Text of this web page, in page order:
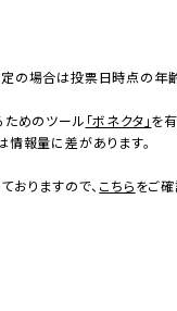
の場合は投票日時点の
ためのツール 「ボネクタ」を
報量に差があります。
おりますので、 こちらをご確